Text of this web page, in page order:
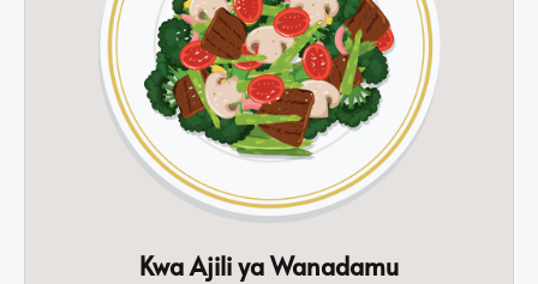
Kwa Ajili ya Wanadamu